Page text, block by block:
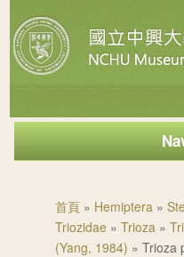
首頁 » Hemiptera »
Triozidae »Trioza »
(Yang, 1984) » Trioza